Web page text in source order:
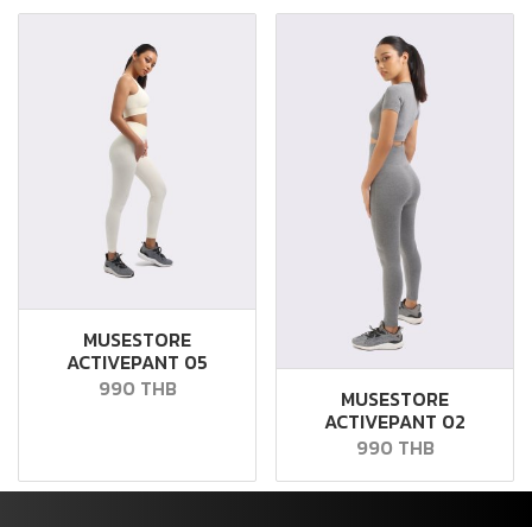
MUSESTORE
ACTIVEPANT 05
990 THB
MUSESTORE
ACTIVEPANT 02
990 THB